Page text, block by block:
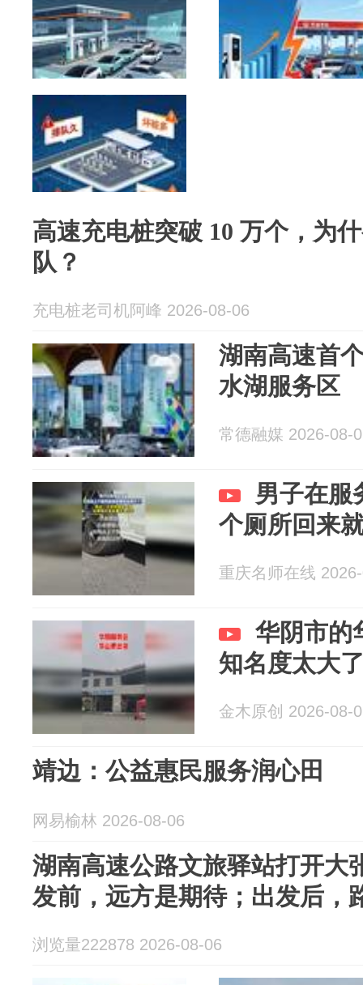
高速充电桩突破 10 万个，为
队？
充电桩老司机阿峰 2026-08-06
湖南高速首
水湖服务区
常德融媒 2026-08-
男子在服
个厕所回来
重庆名师在线
华阴市的
知名度太大
金木原创 2026-08-
靖边：公益惠民服务润心田
网易榆林 2026-08-06
湖南高速公路文旅驿站打开
发前，远方是期待；出发后，
浏览量222878 2026-08-06